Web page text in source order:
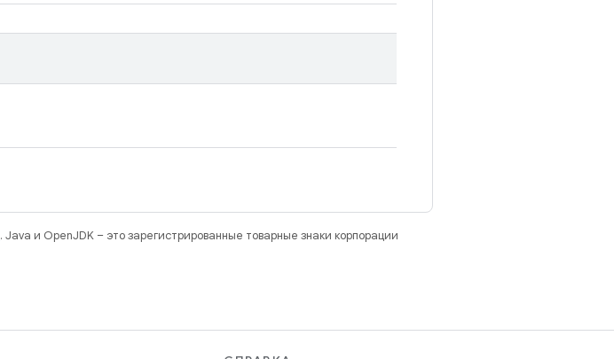
. Java и OpenJDK – это зарегистрированные товарные знаки корпорации